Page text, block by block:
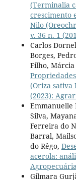
(Terminalia
crescimento
Nilo
v. 36 n. 1
Carlos
Borges,
Filho,
(Oriza sativa
(2023):
Emmanuelle
Silva,
Ferreira do
Barral,
do Rêgo,
acerola:
Gilmara